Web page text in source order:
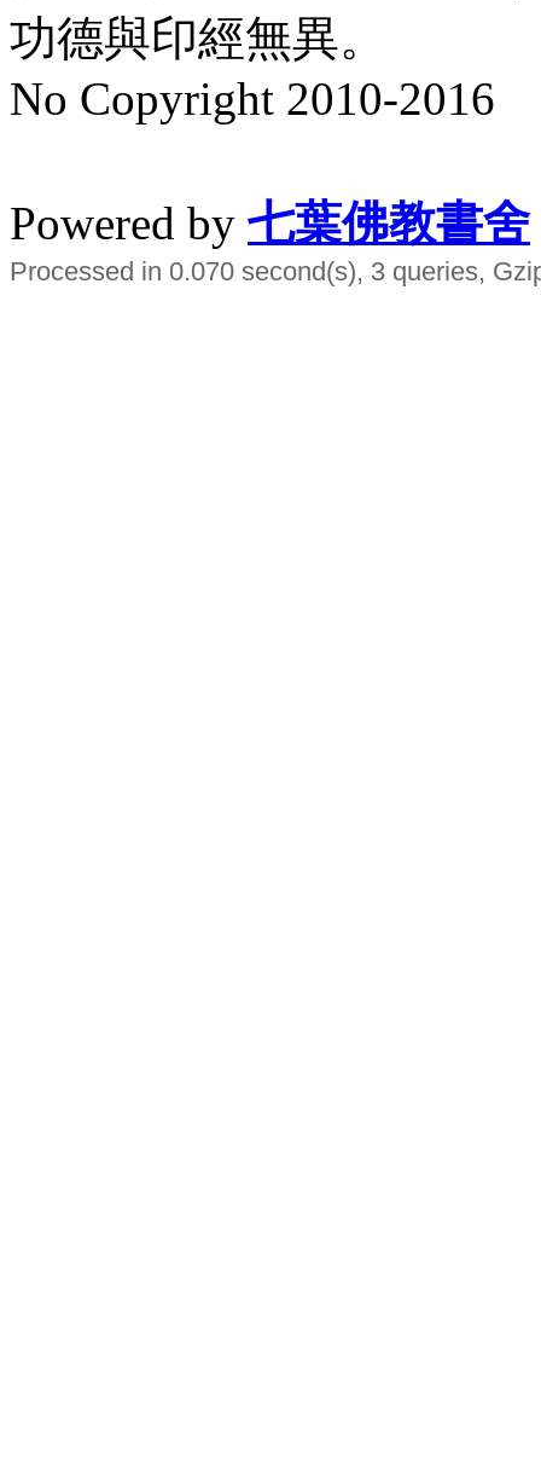
功德與印經無異。
No Copyright 2010-2016
Powered by 七葉佛教書舍
Processed in 0.070 second(s), 3 queries,